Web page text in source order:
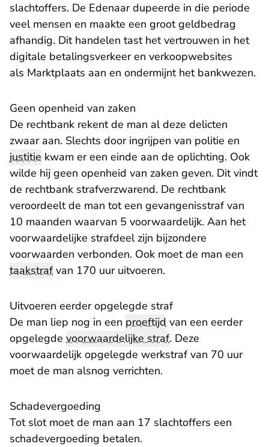
slachtoffers. De Edenaar dupeerde in die periode
veel mensen en maakte een groot geldbedrag
afhandig. Dit handelen tast het vertrouwen in het
digitale betalingsverkeer en verkoopwebsites
als Marktplaats aan en ondermijnt het bankwezen.
Geen openheid van zaken
De rechtbank rekent de man al deze delicten
zwaar aan. Slechts door ingrijpen van politie en
justitie kwam er een einde aan de oplichting. Ook
wilde hij geen openheid van zaken geven. Dit vindt
de rechtbank strafverzwarend. De rechtbank
veroordeelt de man tot een gevangenisstraf van
10 maanden waarvan 5 voorwaardelijk. Aan het
voorwaardelijke strafdeel zijn bijzondere
voorwaarden verbonden. Ook moet de man een
taakstrafvan 170 uur uitvoeren.
Uitvoeren eerder opgelegde straf
De man liep nog in een proeftijd van een eerder
opgelegde voorwaardelijke straf. Deze
voorwaardelijk opgelegde werkstraf van 70 uur
moet de man alsnog verrichten.
Schadevergoeding
Tot slot moet de man aan 17 slachtoffers een
schadevergoeding betalen.